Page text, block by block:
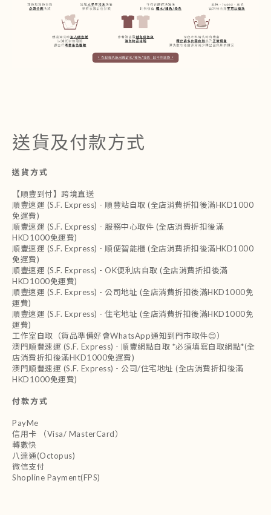
送貨及付款方式
送貨方式
【順豐到付】跨境直送
順豐速運 (S.F. Express) - 順豐站自取 (全店消費折扣後滿HKD1000
免運費)
順豐速運 (S.F. Express) - 服務中心取件 (全店消費折扣後滿
HKD1000免運費)
順豐速運 (S.F. Express) - 順便智能櫃 (全店消費折扣後滿HKD1000
免運費)
順豐速運 (S.F. Express) - OK便利店自取 (全店消費折扣後滿
HKD1000免運費)
順豐速運 (S.F. Express) - 公司地址 (全店消費折扣後滿HKD1000免
運費)
順豐速運 (S.F. Express) - 住宅地址 (全店消費折扣後滿HKD1000免
運費)
工作室自取（貨品準備好會WhatsApp通知到門市取件😊）
澳門順豐速運 (S.F. Express) - 順豐網點自取 *必須填寫自取網點*(全
店消費折扣後滿HKD1000免運費)
澳門順豐速運 (S.F. Express) - 公司/住宅地址 (全店消費折扣後滿
HKD1000免運費)
付款方式
PayMe
信用卡 （Visa/ MasterCard）
轉數快
八達通(Octopus)
微信支付
Shopline Payment(FPS)